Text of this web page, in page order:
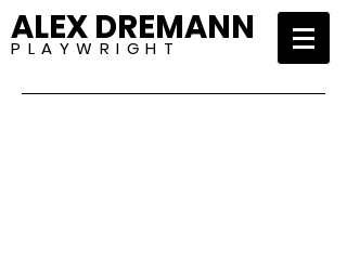
ALEX DREMANN
P L A Y W R I G H T